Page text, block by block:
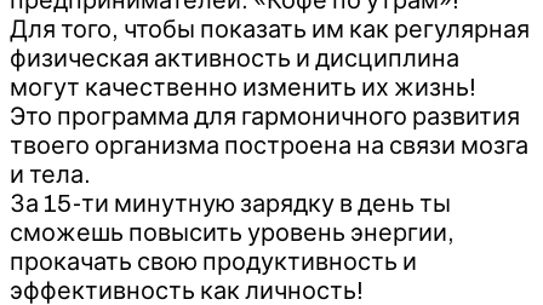
Для того, чтобы показать им как регулярная
физическая активность и дисциплина
могут качественно изменить их жизнь!
Это программа для гармоничного развития
твоего организма построена на связи мозга
и тела.
За 15-ти минутную зарядку в день ты
сможешь повысить уровень энергии,
прокачать свою продуктивность и
эффективность как личность!